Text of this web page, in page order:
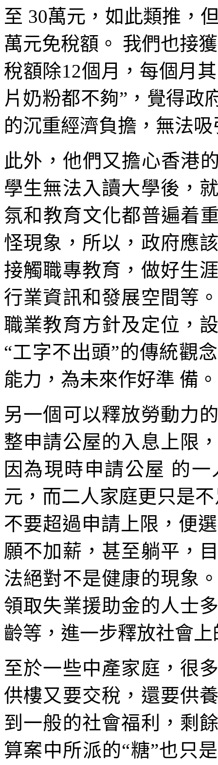
至 30萬元，如此類推，
萬元免稅額。 我們也接
稅額除12個月，每個月
片奶粉都不夠”，覺得政
的沉重經濟負擔，無法
此外，他們又擔心香港
學生無法入讀大學後，
氛和教育文化都普遍着
怪現象，所以，政府應
接觸職專教育，做好生
行業資訊和發展空間等
職業教育方針及定位，
“工字不出頭”的傳統觀
能力，為未來作好準 備。
另一個可以釋放勞動力
整申請公屋的入息上限
因為現時申請公屋 的
元，而二人家庭更只是
不要超過申請上限，便
願不加薪，甚至躺平，
法絕對不是健康的現象
領取失業援助金的人士
齡等，進一步釋放社會
至於一些中產家庭，很
供樓又要交稅，還要供
到一般的社會福利，剩
算案中所派的“糖”也只